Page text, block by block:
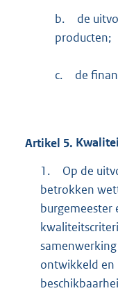
b.
de
producten;
c. de
Artikel 5.
1.
Op de
betrokken
burgemeester
ontwikkeld en